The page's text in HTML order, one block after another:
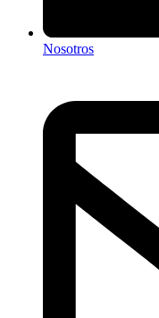
Nosotros